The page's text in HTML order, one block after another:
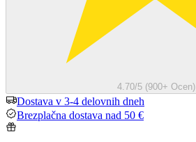
4.70/5 (900+ Ocen)
Dostava v 3-4 delovnih dneh
Brezplačna dostava nad 50 €